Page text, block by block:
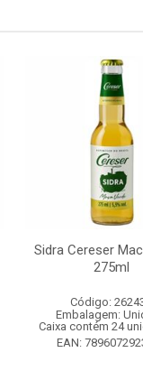
Sidra Cereser
275ml
Código:
Embalagem:
Caixa contém 24
EAN: